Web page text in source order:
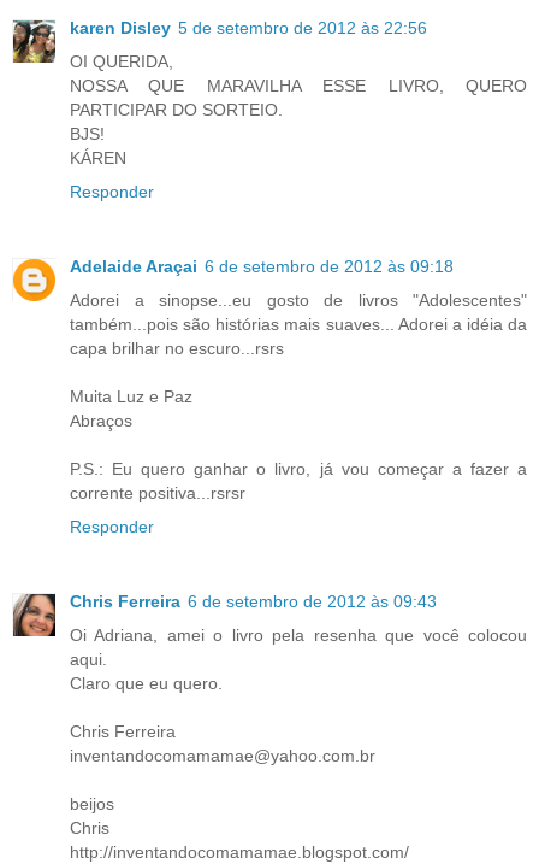
karen Disley 5 de setembro de 2012 às 22:56
OI QUERIDA,
NOSSA QUE MARAVILHA ESSE LIVRO, QUERO
PARTICIPAR DO SORTEIO.
BJS!
KÁREN
Responder
Adelaide Araçai 6 de setembro de 2012 às 09:18
Adorei a sinopse...eu gosto de livros "Adolescentes"
também...pois são histórias mais suaves... Adorei a idéia da
capa brilhar no escuro...rsrs
Muita Luz e Paz
Abraços
P.S.: Eu quero ganhar o livro, já vou começar a fazer a
corrente positiva...rsrsr
Responder
Chris Ferreira 6 de setembro de 2012 às 09:43
Oi Adriana, amei o livro pela resenha que você colocou
aqui.
Claro que eu quero.
Chris Ferreira
inventandocomamamae@yahoo.com.br
beijos
Chris
http://inventandocomamamae.blogspot.com/